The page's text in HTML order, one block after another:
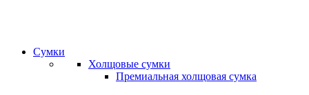
Сумки
Холщовые сумки
Премиальная холщовая сумка